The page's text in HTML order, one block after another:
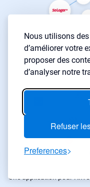
Nous utilisons
d’améliorer votre
proposer des
d’analyser notre
Refuser
Preferences
Une application pour